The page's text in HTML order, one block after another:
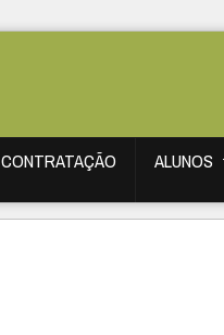
CONTRATAÇÃO ALUNOS